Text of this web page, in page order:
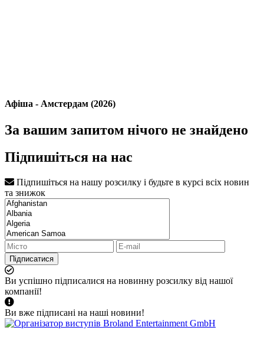
Афіша - Амстердам (2026)
За вашим запитом нічого не знайдено
Підпишіться на нас
Підпишіться на нашу розсилку і будьте в курсі всіх новин
та знижок
Підписатися
Ви успішно підписалися на новинну розсилку від нашої
компанії!
Ви вже підписані на наші новини!